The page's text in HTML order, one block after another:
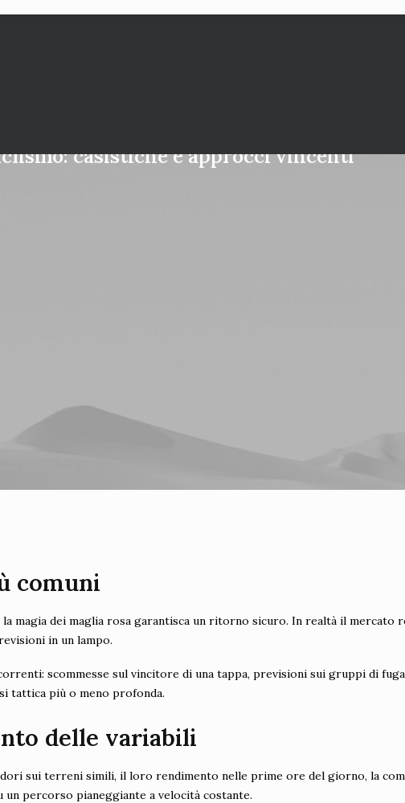
casistiche e approcci vincenti
comuni
magia dei maglia rosa garantisca un ritorno sicuro. In realtà il mercato
in un lampo.
scommesse sul vincitore di una tappa, previsioni sui gruppi di
tattica più o meno profonda.
delle variabili
sui terreni simili, il loro rendimento nelle prime ore del giorno, la
un percorso pianeggiante a velocità costante.